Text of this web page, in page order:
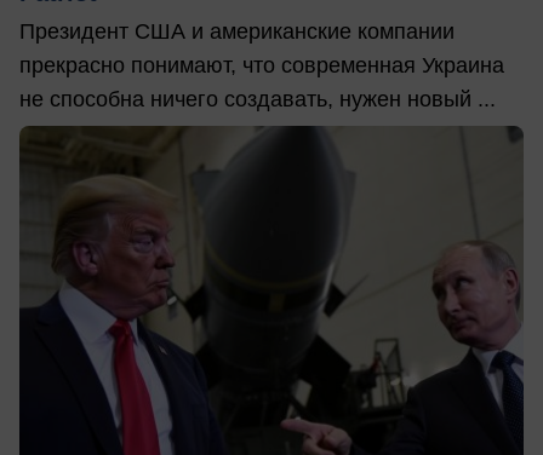
Президент США и американские компании
прекрасно понимают, что современная Украина
не способна ничего создавать, нужен новый ...